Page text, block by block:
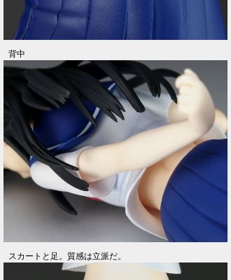
背中
スカートと足。質感は立派だ。